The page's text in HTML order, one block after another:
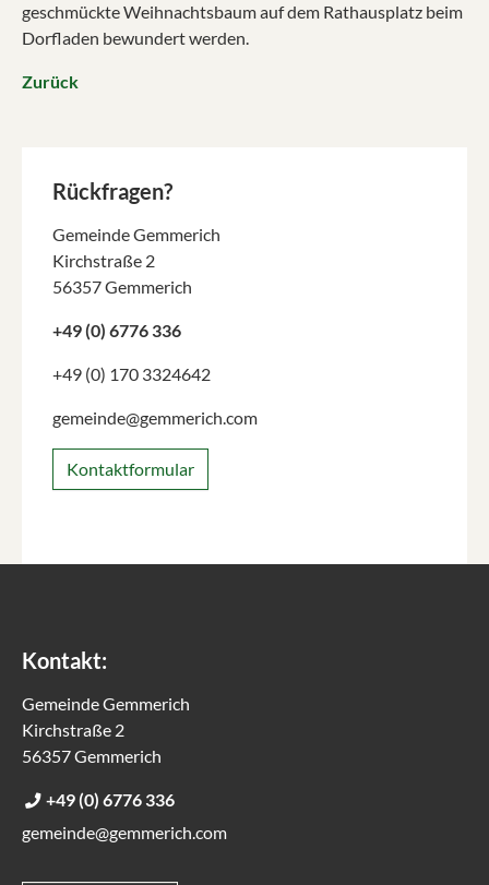
geschmückte Weihnachtsbaum auf dem Rathausplatz beim
Dorfladen bewundert werden.
Zurück
Rückfragen?
Gemeinde Gemmerich
Kirchstraße 2
56357 Gemmerich
+49 (0) 6776 336
+49 (0) 170 3324642
gemeinde@gemmerich.com
Kontaktformular
Kontakt:
Gemeinde Gemmerich
Kirchstraße 2
56357 Gemmerich
+49 (0) 6776 336
gemeinde@gemmerich.com